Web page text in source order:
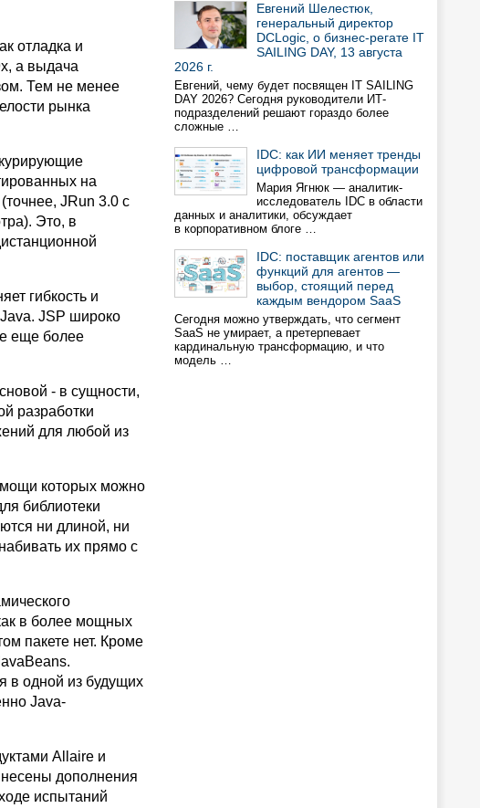
отладка и
а выдача
Тем не менее
рынка
на
JRun 3.0 с
Это, в
гибкость и
JSP широко
еще более
- в сущности,
разработки
для любой из
которых можно
библиотеки
ни длиной, ни
их прямо с
в более мощных
пакете нет. Кроме
в одной из будущих
Java-
Allaire и
дополнения
испытаний
Евгений Шелестюк,
генеральный директор
DCLogic, о бизнес-регате IT
SAILING DAY, 13 августа
2026 г.
Евгений, чему будет посвящен IT SAILING
DAY 2026? Сегодня руководители ИТ-
подразделений решают гораздо более
сложные …
IDC: как ИИ меняет тренды
цифровой трансформации
Мария Ягнюк — аналитик-
исследователь IDC в области
данных и аналитики, обсуждает
в корпоративном блоге …
IDC: поставщик агентов или
функций для агентов —
выбор, стоящий перед
каждым вендором SaaS
Сегодня можно утверждать, что сегмент
SaaS не умирает, а претерпевает
кардинальную трансформацию, и что
модель …